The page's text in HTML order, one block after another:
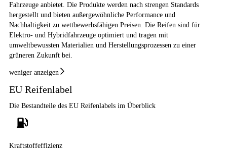
Rollgeräusch (dB)70
FahrzeugklasseC1
3PMSF / Schneeflockensymbol / Alpine-Symbol
EPREL ID 1873986
Allgemeine Produktsicherheit (GPSR)
Herstellerkontakt
Fahrzeuge anbietet. Die Produkte werden nach strengen Standards
hergestellt und bieten außergewöhnliche Performance und
Nachhaltigkeit zu wettbewerbsfähigen Preisen. Die Reifen sind für
Elektro- und Hybridfahrzeuge optimiert und tragen mit
umweltbewussten Materialien und Herstellungsprozessen zu einer
grüneren Zukunft bei.
weniger anzeigen
EU Reifenlabel
Die Bestandteile des EU Reifenlabels im Überblick
Kraftstoffeffizienz